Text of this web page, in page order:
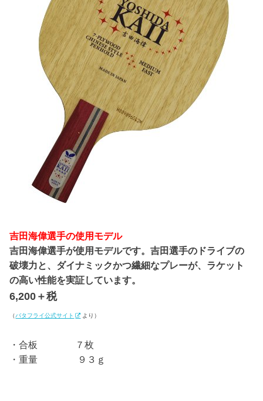
吉田海偉選手の使用モデル
吉田海偉選手が使用モデルです。吉田選手のドライブの
破壊力と、ダイナミックかつ繊細なプレーが、ラケット
の高い性能を実証しています。
6,200＋税
（バタフライ公式サイト より）
・合板 ７枚
・重量 ９３ｇ